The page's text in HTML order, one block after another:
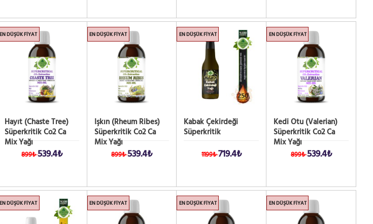
EN DÜŞÜK FIYAT
Hayıt (Chaste Tree)
Süperkritik Co2 Ca
Mix Yağı
899₺539.4₺
EN DÜŞÜK FIYAT
Işkın (Rheum Ribes)
Süperkritik Co2 Ca
Mix Yağı
899₺539.4₺
EN DÜŞÜK FIYAT
Kabak Çekirdeği
Süperkritik
1199₺719.4₺
EN DÜŞÜK FIYAT
Kedi Otu (Valerian)
Süperkritik Co2 Ca
Mix Yağı
899₺539.4₺
EN DÜŞÜK FIYAT EN DÜŞÜK FIYAT EN DÜŞÜK FIYAT EN DÜŞÜK FIYAT